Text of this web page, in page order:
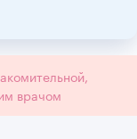
врачом